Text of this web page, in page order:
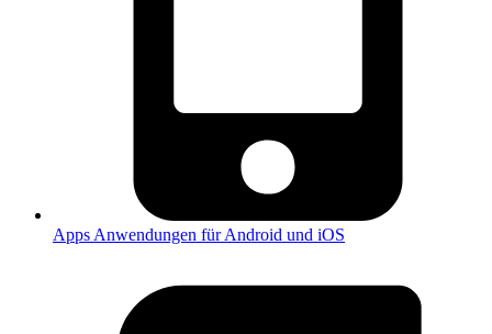
Apps Anwendungen für Android und iOS